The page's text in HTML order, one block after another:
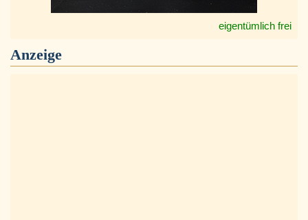
eigentümlich frei
Anzeige